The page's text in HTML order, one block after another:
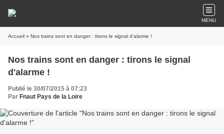
MENU
Accueil » Nos trains sont en danger : tirons le signal d'alarme !
Nos trains sont en danger : tirons le signal
d'alarme !
Publié le 30/07/2015 à 07:23
Par Fnaut Pays de la Loire